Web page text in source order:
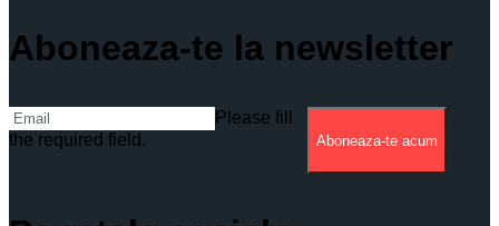
Aboneaza-te la newsletter
Please fill
the required field.
Aboneaza-te acum